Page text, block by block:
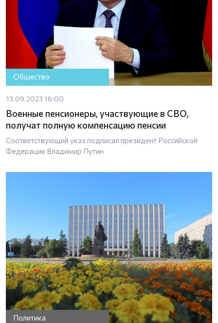
Общество
13.09.2023 16:00
Военные пенсионеры, участвующие в СВО,
получат полную компенсацию пенсии
Соответствующий указ подписал президент Российской
Федерации Владимир Путин
Политика